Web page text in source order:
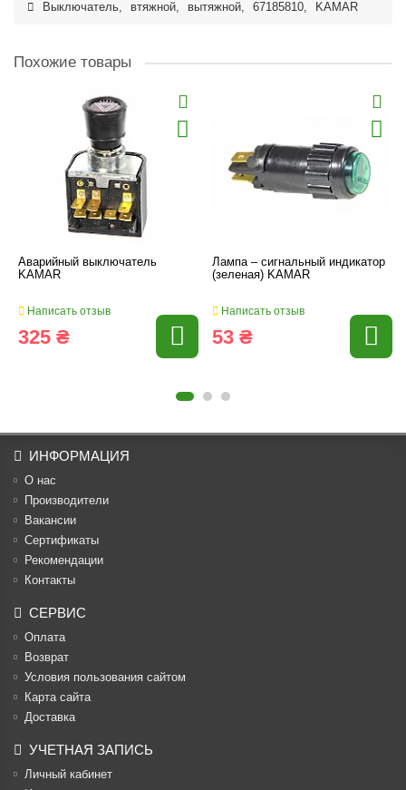
Выключатель, втяжной, вытяжной, 67185810, KAMAR
Похожие товары
Аварийный выключатель
KAMAR
Написать отзыв
325 ₴
Лампа – сигнальный индикатор
(зеленая) KAMAR
Написать отзыв
53 ₴
ИНФОРМАЦИЯ
О нас
Производители
Вакансии
Cертификаты
Рекомендации
Контакты
СЕРВИС
Оплата
Возврат
Условия пользования сайтом
Карта сайта
Доставка
УЧЕТНАЯ ЗАПИСЬ
Личный кабинет